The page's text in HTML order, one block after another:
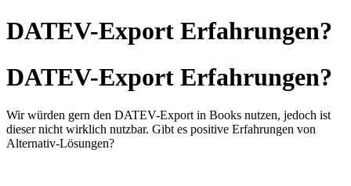
DATEV-Export Erfahrungen?
DATEV-Export Erfahrungen?
Wir würden gern den DATEV-Export in Books nutzen, jedoch ist
dieser nicht wirklich nutzbar. Gibt es positive Erfahrungen von
Alternativ-Lösungen?